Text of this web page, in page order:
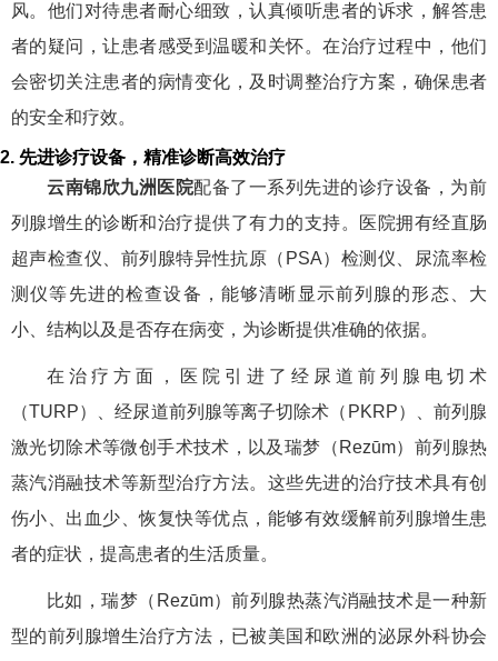
风。他们对待患者耐心细致，认真倾听患者的诉求，解答患
者的疑问，让患者感受到温暖和关怀。在治疗过程中，他们
会密切关注患者的病情变化，及时调整治疗方案，确保患者
的安全和疗效。
2. 先进诊疗设备，精准诊断高效治疗
云南锦欣九洲医院配备了一系列先进的诊疗设备，为前
列腺增生的诊断和治疗提供了有力的支持。医院拥有经直肠
超声检查仪、前列腺特异性抗原（PSA）检测仪、尿流率检
测仪等先进的检查设备，能够清晰显示前列腺的形态、大
小、结构以及是否存在病变，为诊断提供准确的依据。
在治疗方面，医院引进了经尿道前列腺电切术
（TURP）、经尿道前列腺等离子切除术（PKRP）、前列腺
激光切除术等微创手术技术，以及瑞梦（Rezūm）前列腺热
蒸汽消融技术等新型治疗方法。这些先进的治疗技术具有创
伤小、出血少、恢复快等优点，能够有效缓解前列腺增生患
者的症状，提高患者的生活质量。
比如，瑞梦（Rezūm）前列腺热蒸汽消融技术是一种新
型的前列腺增生治疗方法，已被美国和欧洲的泌尿外科协会